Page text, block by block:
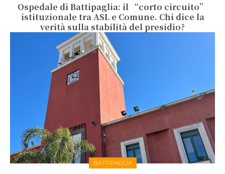
Ospedale di Battipaglia: il “corto circuito”
istituzionale tra ASL e Comune. Chi dice la
verità sulla stabilità del presidio?
BATTIPAGLIA